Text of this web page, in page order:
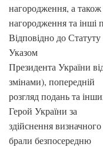
нагородження, а
нагородження та інші
Відповідно до
Указом
Президента України
змінами), попередній
розгляд подань та
Герой України за
здійснення
брали безпосередню